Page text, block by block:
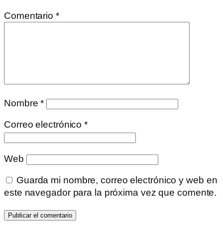
Comentario *
Nombre*
Correo electrónico*
Web
Guarda mi nombre, correo electrónico y web en
este navegador para la próxima vez que comente.